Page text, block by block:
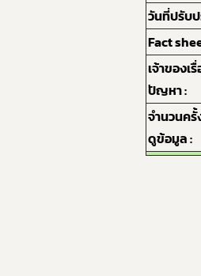
วันที่ปรับ
Fact
เจ้าของเ
ปัญหา :
จำนวนค
ดูข้อมูล :